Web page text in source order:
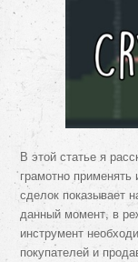
В этой статье я
грамотно
сделок показывает
данный момент, в
инструмент
покупателей и